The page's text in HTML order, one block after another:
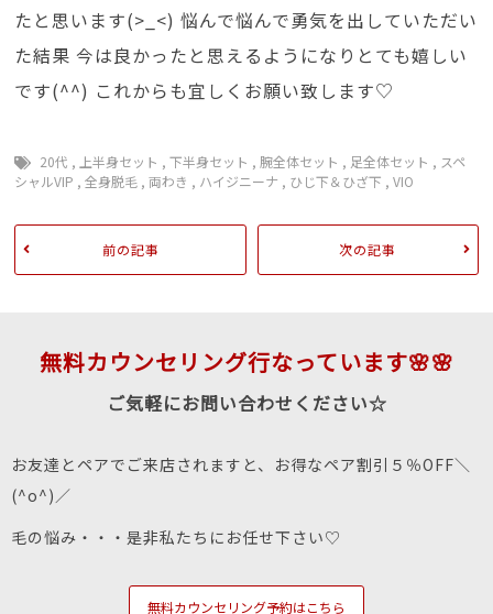
たと思います(>_<) 悩んで悩んで勇気を出していただい
た結果 今は良かったと思えるようになりとても嬉しい
です(^^) これからも宜しくお願い致します♡
20代 , 上半身セット ,下半身セット ,腕全体セット , 足全体セット , スペ
シャルVIP ,全身脱毛 ,両わき , ハイジニーナ , ひじ下＆ひざ下 ,VIO
前の記事 次の記事
無料カウンセリング行なっています🌸🌸
ご気軽にお問い合わせください☆
お友達とペアでご来店されますと、お得なペア割引５％OFF＼
(^o^)／
毛の悩み・・・是非私たちにお任せ下さい♡
無料カウンセリング予約はこちら